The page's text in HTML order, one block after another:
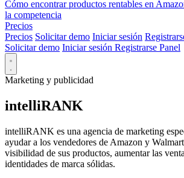
Cómo encontrar productos rentables en
la competencia
Precios
Precios Solicitar demo Iniciar sesión
Solicitar demo Iniciar sesión Registrarse Panel
Marketing y publicidad
intelliRANK
intelliRANK es una agencia de marketing
ayudar a los vendedores de Amazon y
visibilidad de sus productos, aumentar las
identidades de marca sólidas.